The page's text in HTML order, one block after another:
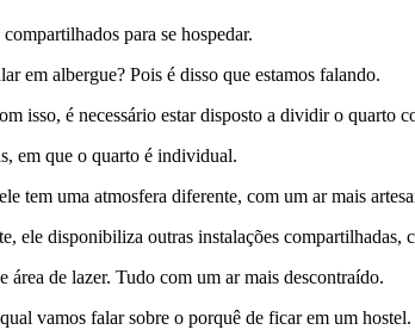
para se hospedar.
em albergue? Pois é disso que estamos falando.
isso, é necessário estar disposto a dividir o quarto
em que o quarto é individual.
tem uma atmosfera diferente, com um ar mais
ele disponibiliza outras instalações compartilhadas,
de lazer. Tudo com um ar mais descontraído.
vamos falar sobre o porquê de ficar em um hostel.